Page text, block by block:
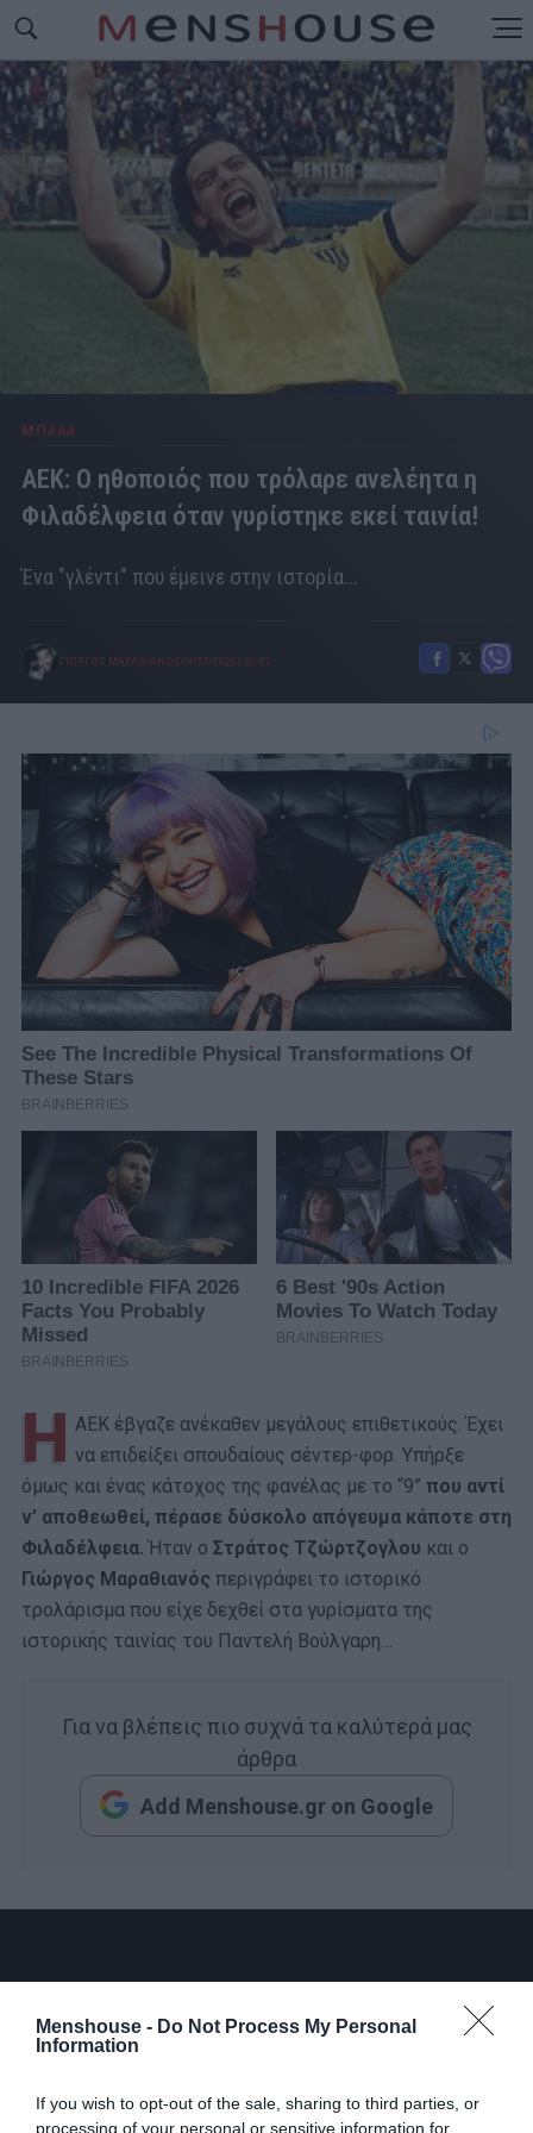
Menshouse - Do Not Process My Personal
Information
If you wish to opt-out of the sale, sharing to third parties, or
processing of your personal or sensitive information for
ΜΠΑΛΑ
ΑΕΚ: Ο ηθοποιός που τρόλαρε ανελέητα η
Φιλαδέλφεια όταν γυρίστηκε εκεί ταινία!
Ένα "γλέντι" που έμεινε στην ιστορία...
ΓΙΩΡΓΟΣ ΜΑΡΑΘΙΑΝΟΣ 04/07/2026 23:07
Η ΑΕΚ έβγαζε ανέκαθεν μεγάλους επιθετικούς. Έχει
να επιδείξει σπουδαίους σέντερ-φορ. Υπήρξε
όμως και ένας κάτοχος της φανέλας με το “9” που αντί
ν’ αποθεωθεί, πέρασε δύσκολο απόγευμα κάποτε στη
Φιλαδέλφεια. Ήταν ο Στράτος Τζώρτζογλου και ο
Γιώργος Μαραθιανός περιγράφει το ιστορικό
τρολάρισμα που είχε δεχθεί στα γυρίσματα της
ιστορικής ταινίας του Παντελή Βούλγαρη…
Για να βλέπεις πιο συχνά τα καλύτερά μας
άρθρα
Add Menshouse.gr on Google